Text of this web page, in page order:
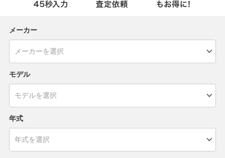
メーカー
モデル
年式